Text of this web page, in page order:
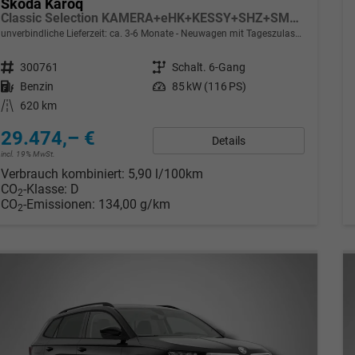
Skoda Karoq
Classic Selection KAMERA+eHK+KESSY+SHZ+SMARTLINK+LED+16" ALU
unverbindliche Lieferzeit: ca. 3-6 Monate Neuwagen mit Tageszulassung
Fahrzeugnr. 300761 Getriebe Schalt. 6-Gang
Kraftstoff Benzin Leistung 85 kW (116 PS)
Kilometerstand
620 km
29.474,– €
incl. 19% MwSt.
Details
Verbrauch kombiniert: 5,90 l/100km
CO2-Klasse: D
CO2-Emissionen: 134,00 g/km